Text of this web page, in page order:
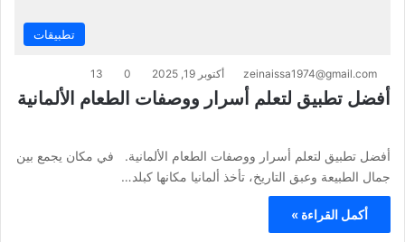
تطبيقات
zeinaissa1974@gmail.com أكتوبر 19, 2025 0
13
أفضل تطبيق لتعلم أسرار ووصفات الطعام الألمانية
أفضل تطبيق لتعلم أسرار ووصفات الطعام الألمانية. في مكان يجمع بين
جمال الطبيعة وعبق التاريخ، تأخذ ألمانيا مكانها كبلد…
أكمل القراءة »